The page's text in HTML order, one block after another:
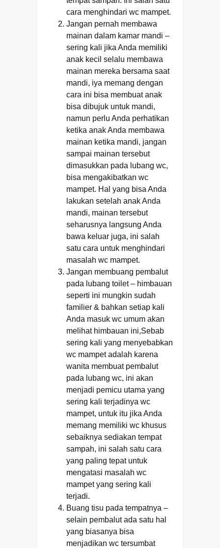
cara menghindari wc mampet.
Jangan pernah membawa
mainan dalam kamar mandi –
sering kali jika Anda memiliki
anak kecil selalu membawa
mainan mereka bersama saat
mandi, iya memang dengan
cara ini bisa membuat anak
bisa dibujuk untuk mandi,
namun perlu Anda perhatikan
ketika anak Anda membawa
mainan ketika mandi, jangan
sampai mainan tersebut
dimasukkan pada lubang wc,
bisa mengakibatkan wc
mampet. Hal yang bisa Anda
lakukan setelah anak Anda
mandi, mainan tersebut
seharusnya langsung Anda
bawa keluar juga, ini salah
satu cara untuk menghindari
masalah wc mampet.
Jangan membuang pembalut
pada lubang toilet – himbauan
seperti ini mungkin sudah
familier & bahkan setiap kali
Anda masuk wc umum akan
melihat himbauan ini,Sebab
sering kali yang menyebabkan
wc mampet adalah karena
wanita membuat pembalut
pada lubang wc, ini akan
menjadi pemicu utama yang
sering kali terjadinya wc
mampet, untuk itu jika Anda
memang memiliki wc khusus
sebaiknya sediakan tempat
sampah, ini salah satu cara
yang paling tepat untuk
mengatasi masalah wc
mampet yang sering kali
terjadi.
Buang tisu pada tempatnya –
selain pembalut ada satu hal
yang biasanya bisa
menjadikan wc tersumbat